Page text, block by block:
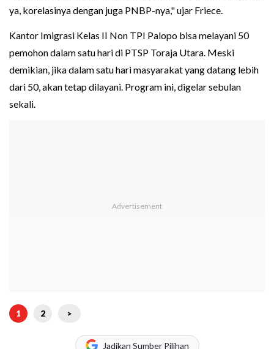
ya, korelasinya dengan juga PNBP-nya," ujar Friece.
Kantor Imigrasi Kelas II Non TPI Palopo bisa melayani 50
pemohon dalam satu hari di PTSP Toraja Utara. Meski
demikian, jika dalam satu hari masyarakat yang datang lebih
dari 50, akan tetap dilayani. Program ini, digelar sebulan
sekali.
1 2 >
Jadikan Sumber Pilihan